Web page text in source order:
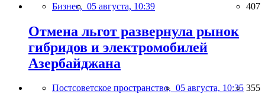
Бизнес, 05 августа, 10:39 407
Отмена льгот развернула рынок
гибридов и электромобилей
Азербайджана
Постсоветское пространство, 05 августа, 10:35 355